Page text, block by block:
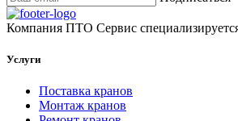
Компания ПТО Сервис
Услуги
Поставка кранов
Монтаж кранов